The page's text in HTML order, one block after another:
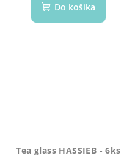
Do košíka
Tea glass HASSIEB - 6ks